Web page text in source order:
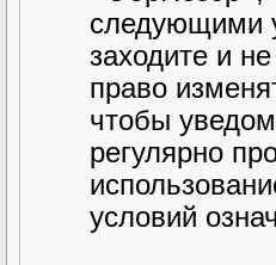
следующими
заходите и
право
чтобы
регулярно
условий